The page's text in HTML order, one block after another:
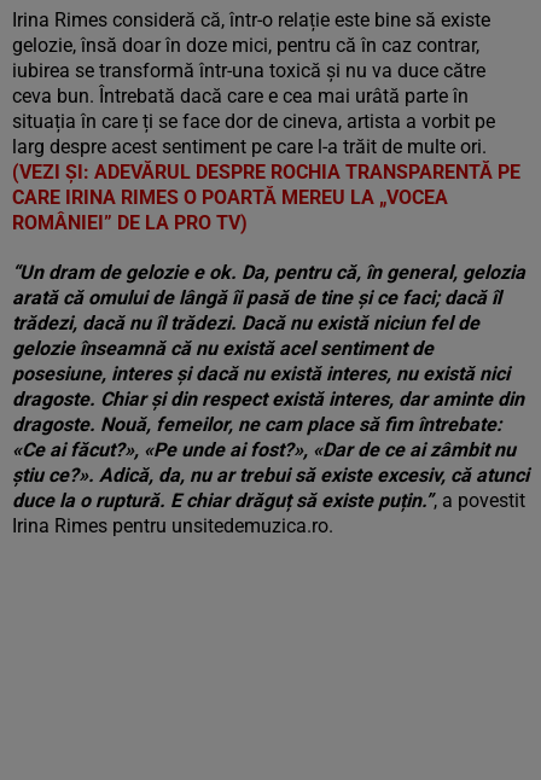
Irina Rimes consideră că, într-o relație este bine să existe
gelozie, însă doar în doze mici, pentru că în caz contrar,
iubirea se transformă într-una toxică și nu va duce către
ceva bun. Întrebată dacă care e cea mai urâtă parte în
situația în care ți se face dor de cineva, artista a vorbit pe
larg despre acest sentiment pe care l-a trăit de multe ori.
(VEZI ȘI: ADEVĂRUL DESPRE ROCHIA TRANSPARENTĂ PE
CARE IRINA RIMES O POARTĂ MEREU LA „VOCEA
ROMÂNIEI” DE LA PRO TV)
“Un dram de gelozie e ok. Da, pentru că, în general, gelozia
arată că omului de lângă îi pasă de tine și ce faci; dacă îl
trădezi, dacă nu îl trădezi. Dacă nu există niciun fel de
gelozie înseamnă că nu există acel sentiment de
posesiune, interes și dacă nu există interes, nu există nici
dragoste. Chiar și din respect există interes, dar aminte din
dragoste. Nouă, femeilor, ne cam place să fim întrebate:
«Ce ai făcut?», «Pe unde ai fost?», «Dar de ce ai zâmbit nu
știu ce?». Adică, da, nu ar trebui să existe excesiv, că atunci
duce la o ruptură. E chiar drăguț să existe puțin.”, a povestit
Irina Rimes pentru unsitedemuzica.ro.